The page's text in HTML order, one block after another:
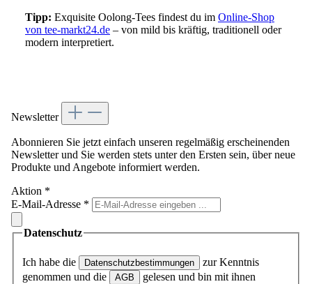
Tipp: Exquisite Oolong-Tees findest du im Online-Shop
von tee-markt24.de – von mild bis kräftig, traditionell oder
modern interpretiert.
Newsletter
Abonnieren Sie jetzt einfach unseren regelmäßig erscheinenden
Newsletter und Sie werden stets unter den Ersten sein, über neue
Produkte und Angebote informiert werden.
Aktion *
E-Mail-Adresse *
Datenschutz
Ich habe die Datenschutzbestimmungen
zur Kenntnis
genommen und die
AGB
gelesen und bin mit ihnen